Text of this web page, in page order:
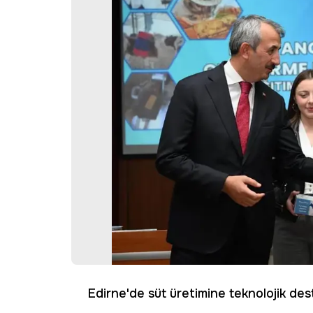
Edirne'de süt üretimine teknolojik